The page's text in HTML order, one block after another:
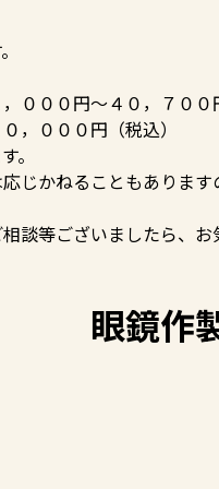
０００円～４０，７００
，０００円（税込）
。
じかねることもあります
談等ございましたら、お
眼鏡作